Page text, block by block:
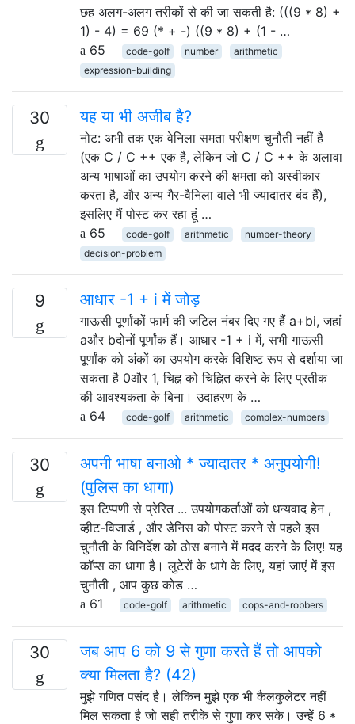
छह अलग-अलग तरीकों से की जा सकती है: (((9 * 8) +
1) - 4) = 69 (* + -) ((9 * 8) + (1 - …
65
code-golf number
arithmetic
expression-building
30 यह या भी अजीब है?
नोट: अभी तक एक वेनिला समता परीक्षण चुनौती नहीं है
(एक C / C ++ एक है, लेकिन जो C / C ++ के अलावा
अन्य भाषाओं का उपयोग करने की क्षमता को अस्वीकार
करता है, और अन्य गैर-वैनिला वाले भी ज्यादातर बंद हैं),
इसलिए मैं पोस्ट कर रहा हूं …
65
code-golf arithmetic
number-theory
decision-problem
9 आधार -1 + i में जोड़
गाऊसी पूर्णांकों फार्म की जटिल नंबर दिए गए हैं a+bi, जहां
aऔर bदोनों पूर्णांक हैं। आधार -1 + i में, सभी गाऊसी
पूर्णांक को अंकों का उपयोग करके विशिष्ट रूप से दर्शाया जा
सकता है 0और 1, चिह्न को चिह्नित करने के लिए प्रतीक
की आवश्यकता के बिना। उदाहरण के …
64
code-golf arithmetic complex-numbers
30
अपनी भाषा बनाओ * ज्यादातर * अनुपयोगी!
(पुलिस का धागा)
इस टिप्पणी से प्रेरित ... उपयोगकर्ताओं को धन्यवाद हेन ,
व्हीट-विजार्ड , और डेनिस को पोस्ट करने से पहले इस
चुनौती के विनिर्देश को ठोस बनाने में मदद करने के लिए! यह
कॉप्स का धागा है। लुटेरों के धागे के लिए, यहां जाएं में इस
चुनौती , आप कुछ कोड …
61
code-golf arithmetic cops-and-robbers
30
जब आप 6 को 9 से गुणा करते हैं तो आपको
क्या मिलता है? (42)
मुझे गणित पसंद है। लेकिन मुझे एक भी कैलकुलेटर नहीं
मिल सकता है जो सही तरीके से गुणा कर सके। उन्हें 6 *